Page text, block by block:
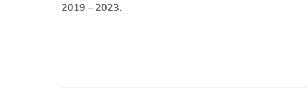
2019 – 2023.